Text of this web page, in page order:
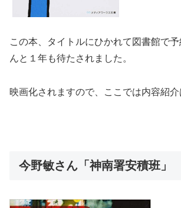
この本、タイトルにひかれて図書館で
んと１年も待たされました。
映画化されますので、ここでは内容紹介
今野敏さん「神南署安積班」